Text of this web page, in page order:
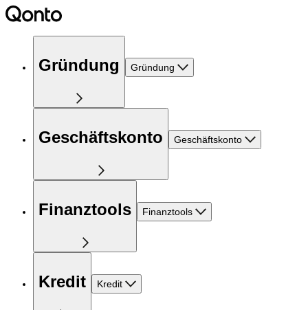
Gründung Gründung
Geschäftskonto Geschäftskonto
Finanztools Finanztools
Kredit Kredit